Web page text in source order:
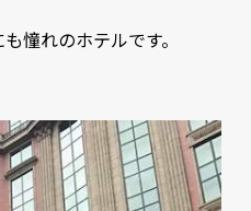
憧れのホテルです。